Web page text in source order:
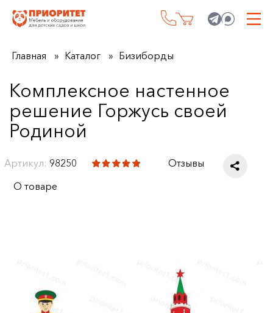
Главная Каталог Бизиборды
Комплексное настенное
решение Горжусь своей
Родиной
Артикул: 98250
Отзывы
О товаре